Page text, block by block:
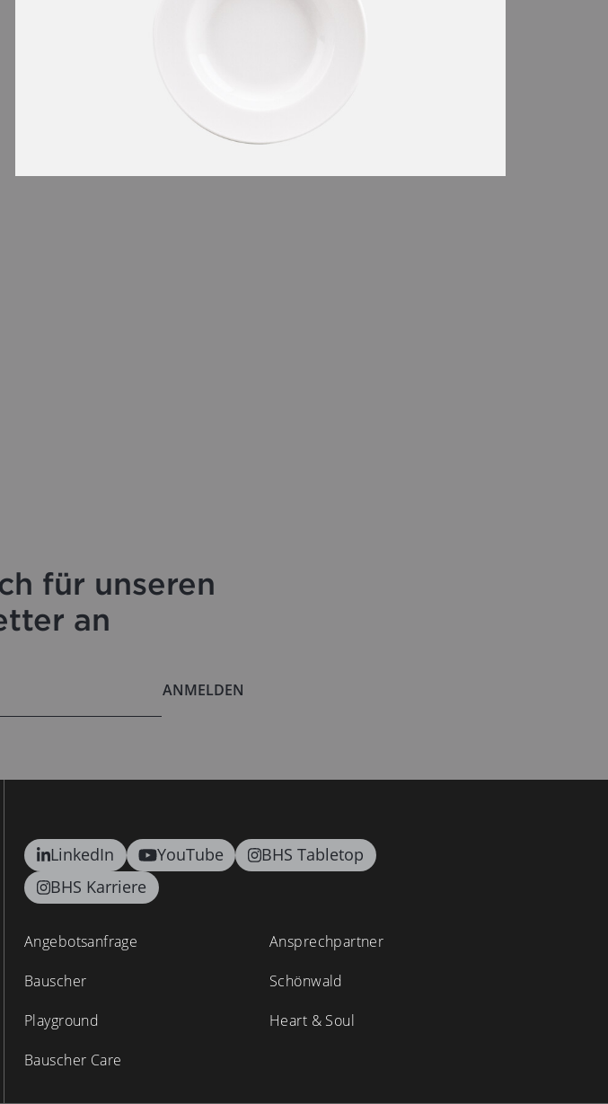
für unseren
an
ANMELDEN
LinkedIn YouTube
BHS Tabletop
BHS Karriere
Angebotsanfrage
Ansprechpartner
Bauscher
Schönwald
Playground
Heart & Soul
Bauscher Care